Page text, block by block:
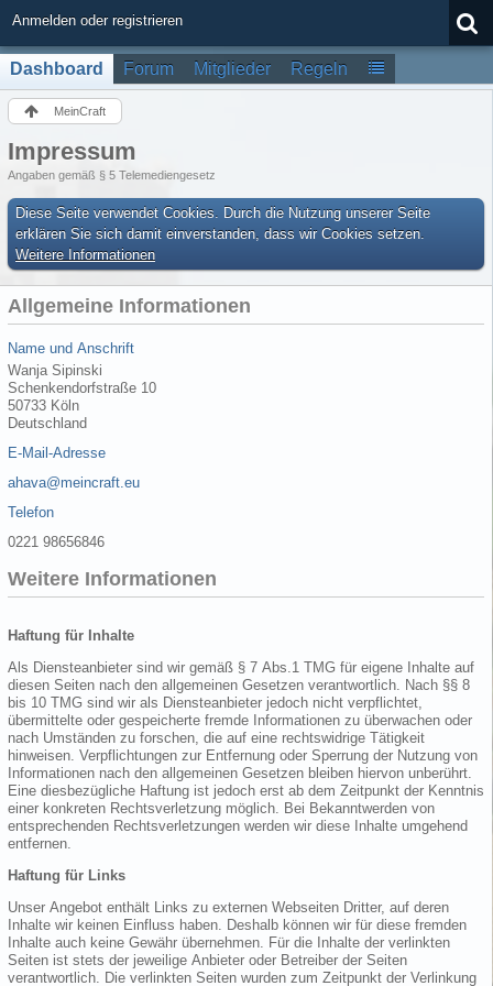
Anmelden oder registrieren
Dashboard Forum Mitglieder Regeln
MeinCraft
Impressum
Angaben gemäß § 5 Telemediengesetz
Diese Seite verwendet Cookies. Durch die Nutzung unserer Seite
erklären Sie sich damit einverstanden, dass wir Cookies setzen.
Weitere Informationen
Allgemeine Informationen
Name und Anschrift
Wanja Sipinski
Schenkendorfstraße 10
50733 Köln
Deutschland
E-Mail-Adresse
ahava@meincraft.eu
Telefon
0221 98656846
Weitere Informationen
Haftung für Inhalte
Als Diensteanbieter sind wir gemäß § 7 Abs.1 TMG für eigene Inhalte auf
diesen Seiten nach den allgemeinen Gesetzen verantwortlich. Nach §§ 8
bis 10 TMG sind wir als Diensteanbieter jedoch nicht verpflichtet,
übermittelte oder gespeicherte fremde Informationen zu überwachen oder
nach Umständen zu forschen, die auf eine rechtswidrige Tätigkeit
hinweisen. Verpflichtungen zur Entfernung oder Sperrung der Nutzung von
Informationen nach den allgemeinen Gesetzen bleiben hiervon unberührt.
Eine diesbezügliche Haftung ist jedoch erst ab dem Zeitpunkt der Kenntnis
einer konkreten Rechtsverletzung möglich. Bei Bekanntwerden von
entsprechenden Rechtsverletzungen werden wir diese Inhalte umgehend
entfernen.
Haftung für Links
Unser Angebot enthält Links zu externen Webseiten Dritter, auf deren
Inhalte wir keinen Einfluss haben. Deshalb können wir für diese fremden
Inhalte auch keine Gewähr übernehmen. Für die Inhalte der verlinkten
Seiten ist stets der jeweilige Anbieter oder Betreiber der Seiten
verantwortlich. Die verlinkten Seiten wurden zum Zeitpunkt der Verlinkung